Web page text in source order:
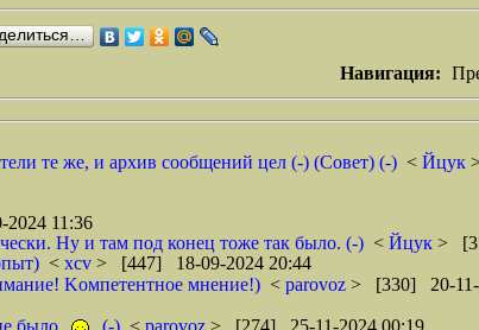
Навигация:
те же, и архив сообщений цел (-) (Совет) (-) < Йцук
11:36
Ну и там под конец тоже так было. (-) < Йцук >
< xcv > [447] 18-09-2024 20:44
Kомпетентное мнение!) < parovoz > [330] 20-11-
было.
(-) < parovoz > [274] 25-11-2024 00:19